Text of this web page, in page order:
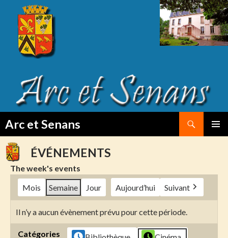
Arc et Senans
TO
CONTENTÉVÉNEMENTS
The week's events
Mois
Semaine Jour Aujourd’hui Suivant
Il n’y a aucun évènement prévu pour cette période.
Catégories